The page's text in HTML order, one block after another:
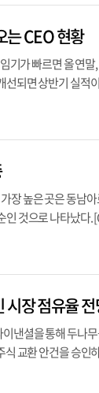
는 CEO 현황
가 빠르면 올 연
선되면 상반기 실적
장 높은 곳은 동남
것으로 나타났다.
시장 점유율
낸셜을 통해 두나
교환 안건을 승인